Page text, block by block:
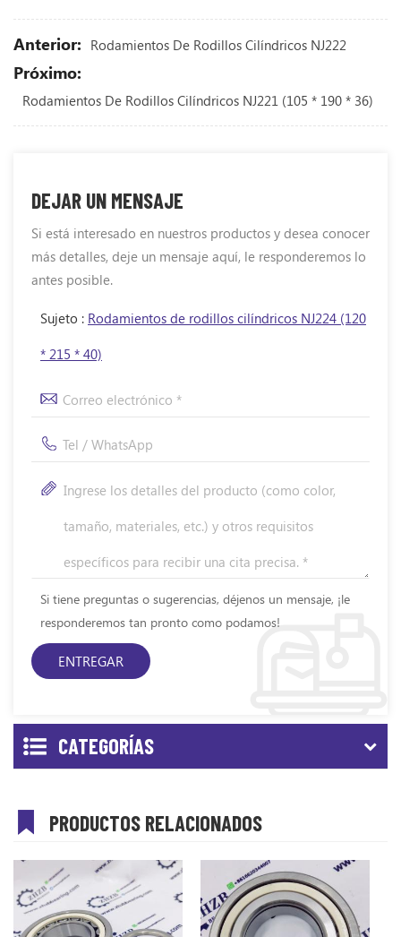
Anterior: Rodamientos De Rodillos Cilíndricos NJ222
Próximo:
Rodamientos De Rodillos Cilíndricos NJ221 (105 * 190 * 36)
DEJAR UN MENSAJE
Si está interesado en nuestros productos y desea conocer
más detalles, deje un mensaje aquí, le responderemos lo
antes posible.
Sujeto : Rodamientos de rodillos cilíndricos NJ224 (120
* 215 * 40)
Si tiene preguntas o sugerencias, déjenos un mensaje, ¡le
responderemos tan pronto como podamos!
CATEGORÍAS
PRODUCTOS RELACIONADOS